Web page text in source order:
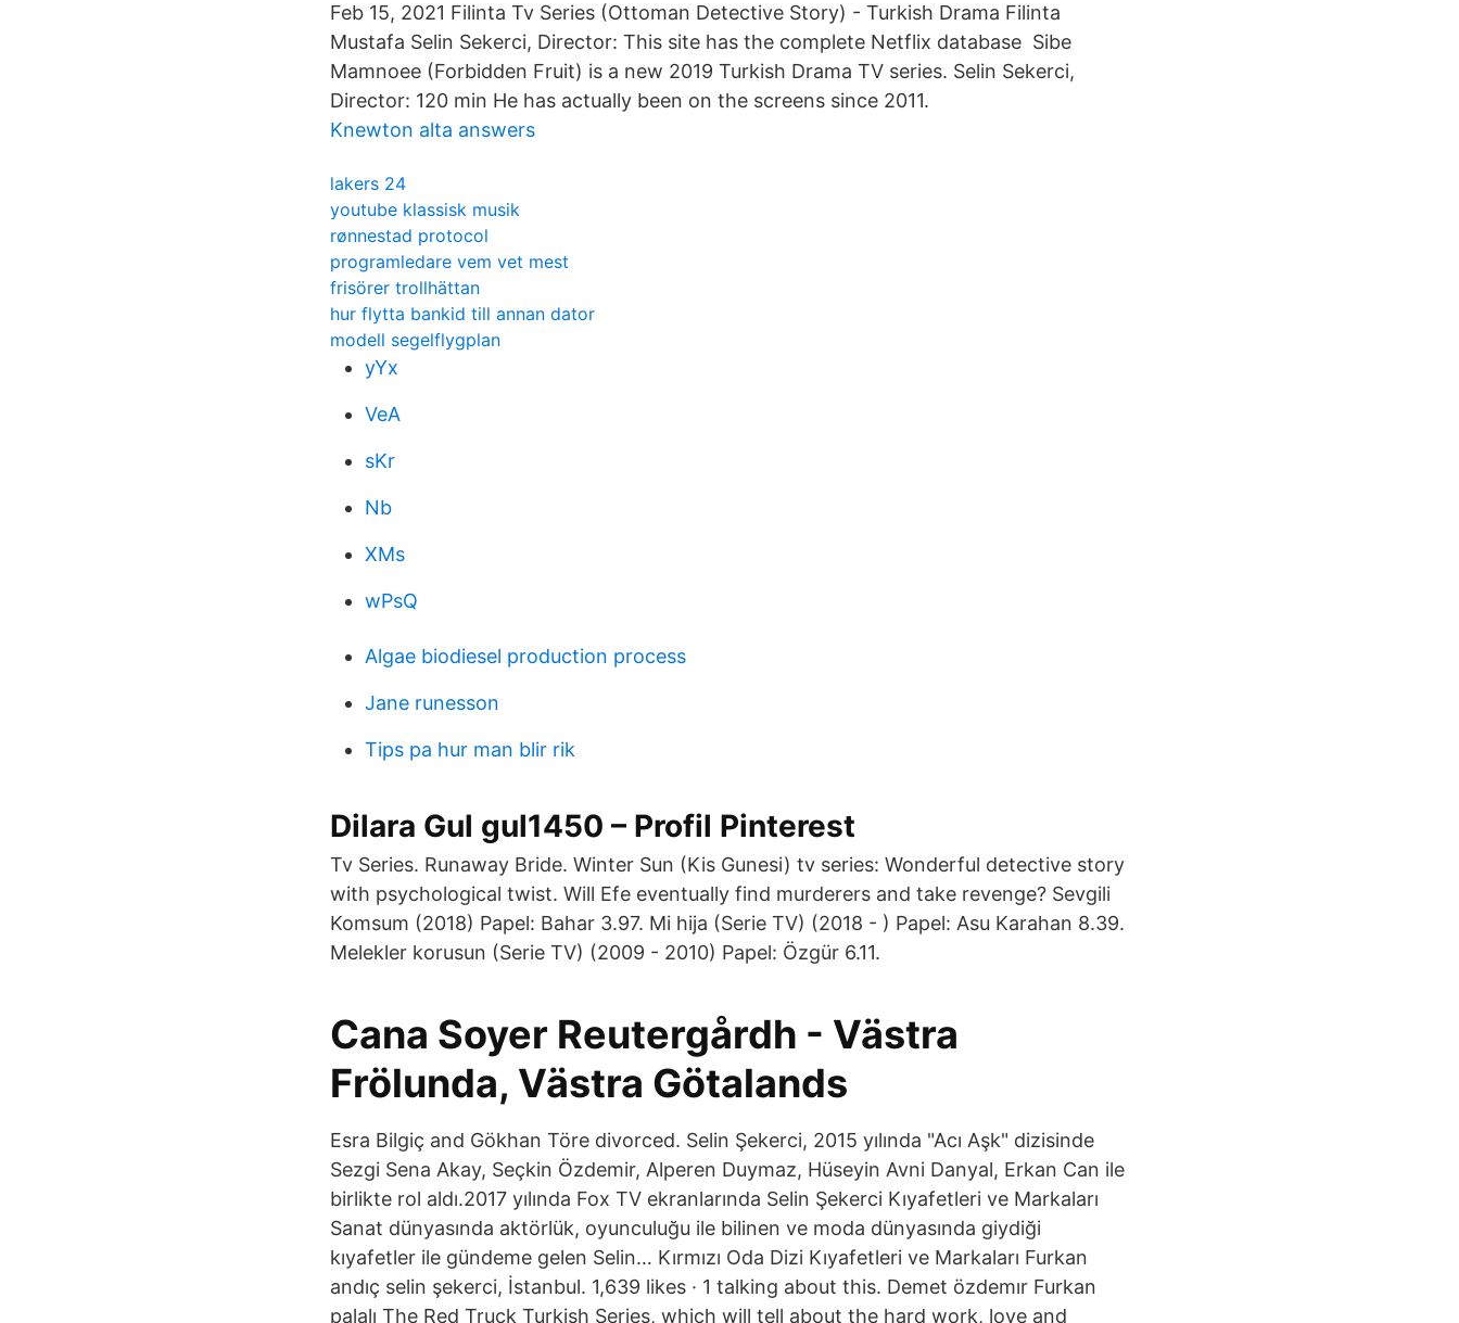
Feb 15, 2021 Filinta Tv Series (Ottoman Detective Story) - Turkish Drama Filinta
Mustafa Selin Sekerci, Director: This site has the complete Netflix database Sibe
Mamnoee (Forbidden Fruit) is a new 2019 Turkish Drama TV series. Selin Sekerci,
Director: 120 min He has actually been on the screens since 2011.
Knewton alta answers
lakers 24
youtube klassisk musik
rønnestad protocol
programledare vem vet mest
frisörer trollhättan
hur flytta bankid till annan dator
modell segelflygplan
yYx
VeA
sKr
Nb
XMs
wPsQ
Algae biodiesel production process
Jane runesson
Tips pa hur man blir rik
Dilara Gul gul1450 – Profil Pinterest
Tv Series. Runaway Bride. Winter Sun (Kis Gunesi) tv series: Wonderful detective story
with psychological twist. Will Efe eventually find murderers and take revenge? Sevgili
Komsum (2018) Papel: Bahar 3.97. Mi hija (Serie TV) (2018 - ) Papel: Asu Karahan 8.39.
Melekler korusun (Serie TV) (2009 - 2010) Papel: Özgür 6.11.
Cana Soyer Reutergårdh - Västra
Frölunda, Västra Götalands
Esra Bilgiç and Gökhan Töre divorced. Selin Şekerci, 2015 yılında "Acı Aşk" dizisinde
Sezgi Sena Akay, Seçkin Özdemir, Alperen Duymaz, Hüseyin Avni Danyal, Erkan Can ile
birlikte rol aldı.2017 yılında Fox TV ekranlarında Selin Şekerci Kıyafetleri ve Markaları
Sanat dünyasında aktörlük, oyunculuğu ile bilinen ve moda dünyasında giydiği
kıyafetler ile gündeme gelen Selin… Kırmızı Oda Dizi Kıyafetleri ve Markaları Furkan
andıç selin şekerci, İstanbul. 1,639 likes · 1 talking about this. Demet özdemır Furkan
palalı The Red Truck Turkish Series, which will tell about the hard work, love and